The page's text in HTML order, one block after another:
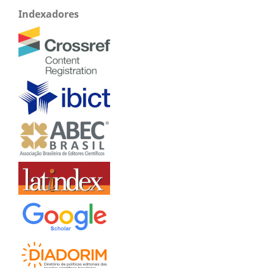
Indexadores